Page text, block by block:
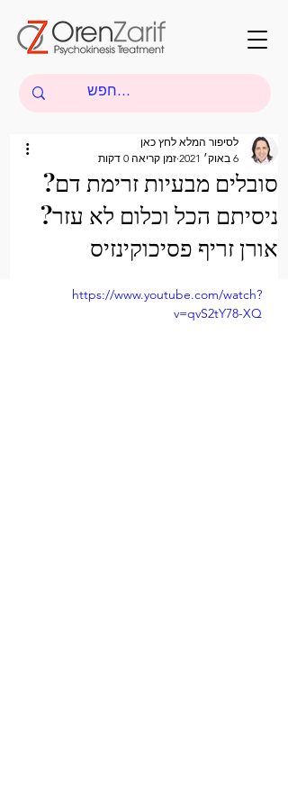
סובלים מבעיות זרימת דם?
ניסיתם הכל וכלום לא עזר?
אורן זריף פסיכוקינזיס
לסיפור המלא לחץ כאן
6 באוק׳ 2021
זמן קריאה 0 דקות
https://www.youtube.com/watch?
v=qvS2tY78-XQ